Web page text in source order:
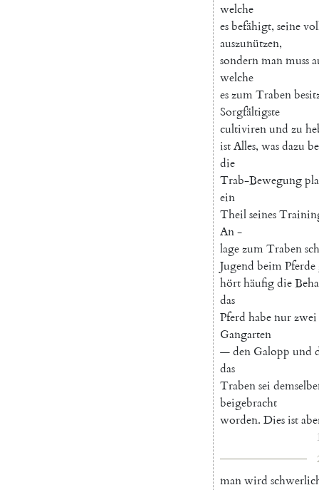
welche
esbefähigt, seine
auszunützen,
sondernmanmuss
welche
eszumTraben
Sorgfältigste
cultivirenund zu
istAlles, wasdazu
die
Trab-Bewegung
ein
Theilseines
An-
lagezumTraben
Jugend beimPferde
hörthäufigdie
das
Pferd habenurzwei
Gangarten
—den Galopp und
das
Trabensei
beigebracht
worden. Diesist
manwird